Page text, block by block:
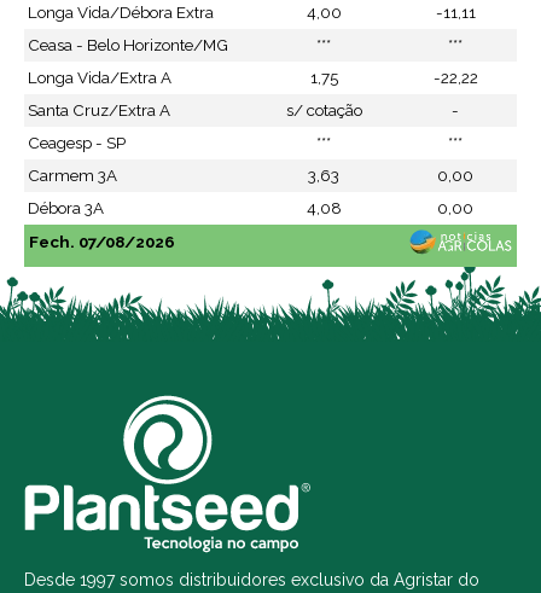
Longa Vida/Débora Extra
4,00
-11,11
Ceasa - Belo Horizonte/MG
***
***
Longa Vida/Extra A
1,75
-22,22
Santa Cruz/Extra A
s/ cotação
-
Ceagesp - SP
***
***
Carmem 3A
3,63
0,00
Débora 3A
4,08
0,00
Fech. 07/08/2026
Desde 1997 somos distribuidores exclusivo da Agristar do